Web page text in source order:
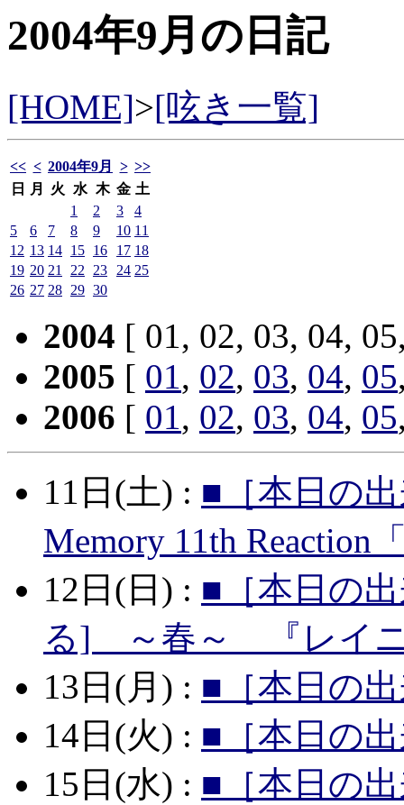
2004年9月の日記
[HOME]>[呟き一覧]
<< < 2004年9月 > >>
日
月 火 水 木 金 土
1
2 3
4
5
6 7 8 9 10 11
12 13 14 15 16 17 18
19 20 21 22 23 24 25
26 27 28 29 30
2004 [ 01, 02, 03, 04,
2005 [ 01, 02, 03, 04, 05
2006 [ 01, 02, 03, 04, 05
11日(土) : ■［本日の
Memory 11th Reaction
12日(日) : ■［本日の
る] ～春～ 『レイ
13日(月) : ■［本日の
14日(火) : ■［本日の
15日(水) : ■［本日の